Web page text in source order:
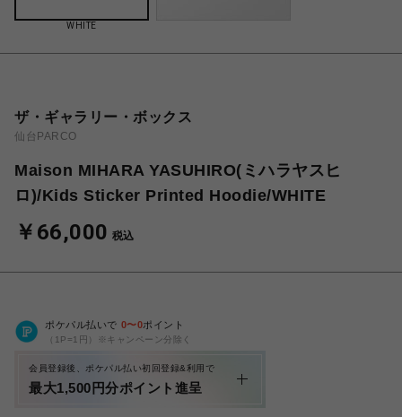
WHITE
ザ・ギャラリー・ボックス
仙台PARCO
Maison MIHARA YASUHIRO(ミハラヤスヒ
ロ)/Kids Sticker Printed Hoodie/WHITE
￥66,000 税込
ポケパル払いで 0〜0ポイント
（1P=1円）※キャンペーン分除く
会員登録後、ポケパル払い初回登録&利用で
最大1,500円分ポイント進呈